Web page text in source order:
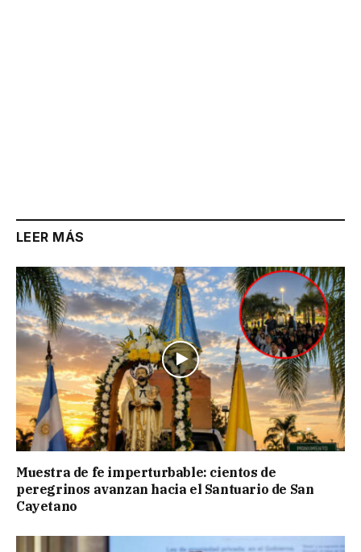
LEER MÁS
Muestra de fe imperturbable: cientos de
peregrinos avanzan hacia el Santuario de San
Cayetano